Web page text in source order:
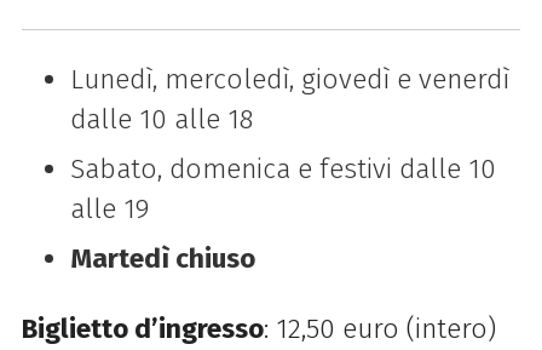
Lunedì, mercoledì, giovedì e venerdì
dalle 10 alle 18
Sabato, domenica e festivi dalle 10
alle 19
Martedì chiuso
Biglietto d’ingresso: 12,50 euro (intero)